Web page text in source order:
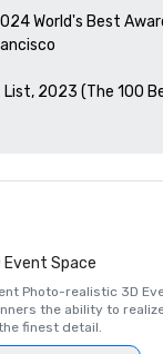
World's Best
List, 2023 (The 100
Esquire 2024
(Favorite Hotel
2024
Event Space
Photo-realistic 3D
the ability to
finest detail.